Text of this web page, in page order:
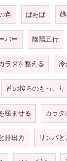
色 ばあば 娘
バー 陰陽五行
ラダを整える 冷
首の後ろのもっこり
緩ませる カラダ
排出力 リンパと